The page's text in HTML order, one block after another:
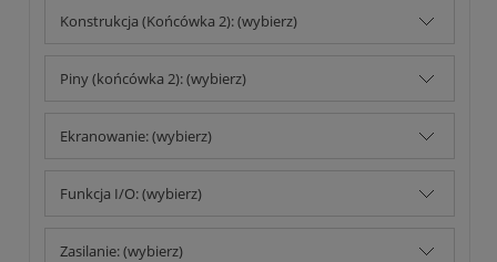
Konstrukcja (Końcówka 2): (wybierz)
Piny (końcówka 2): (wybierz)
Ekranowanie: (wybierz)
Funkcja I/O: (wybierz)
Zasilanie: (wybierz)